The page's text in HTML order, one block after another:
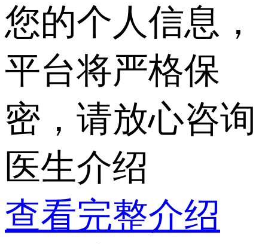
您的个人信息，
平台将严格保
密，请放心咨询
医生介绍
查看完整介绍